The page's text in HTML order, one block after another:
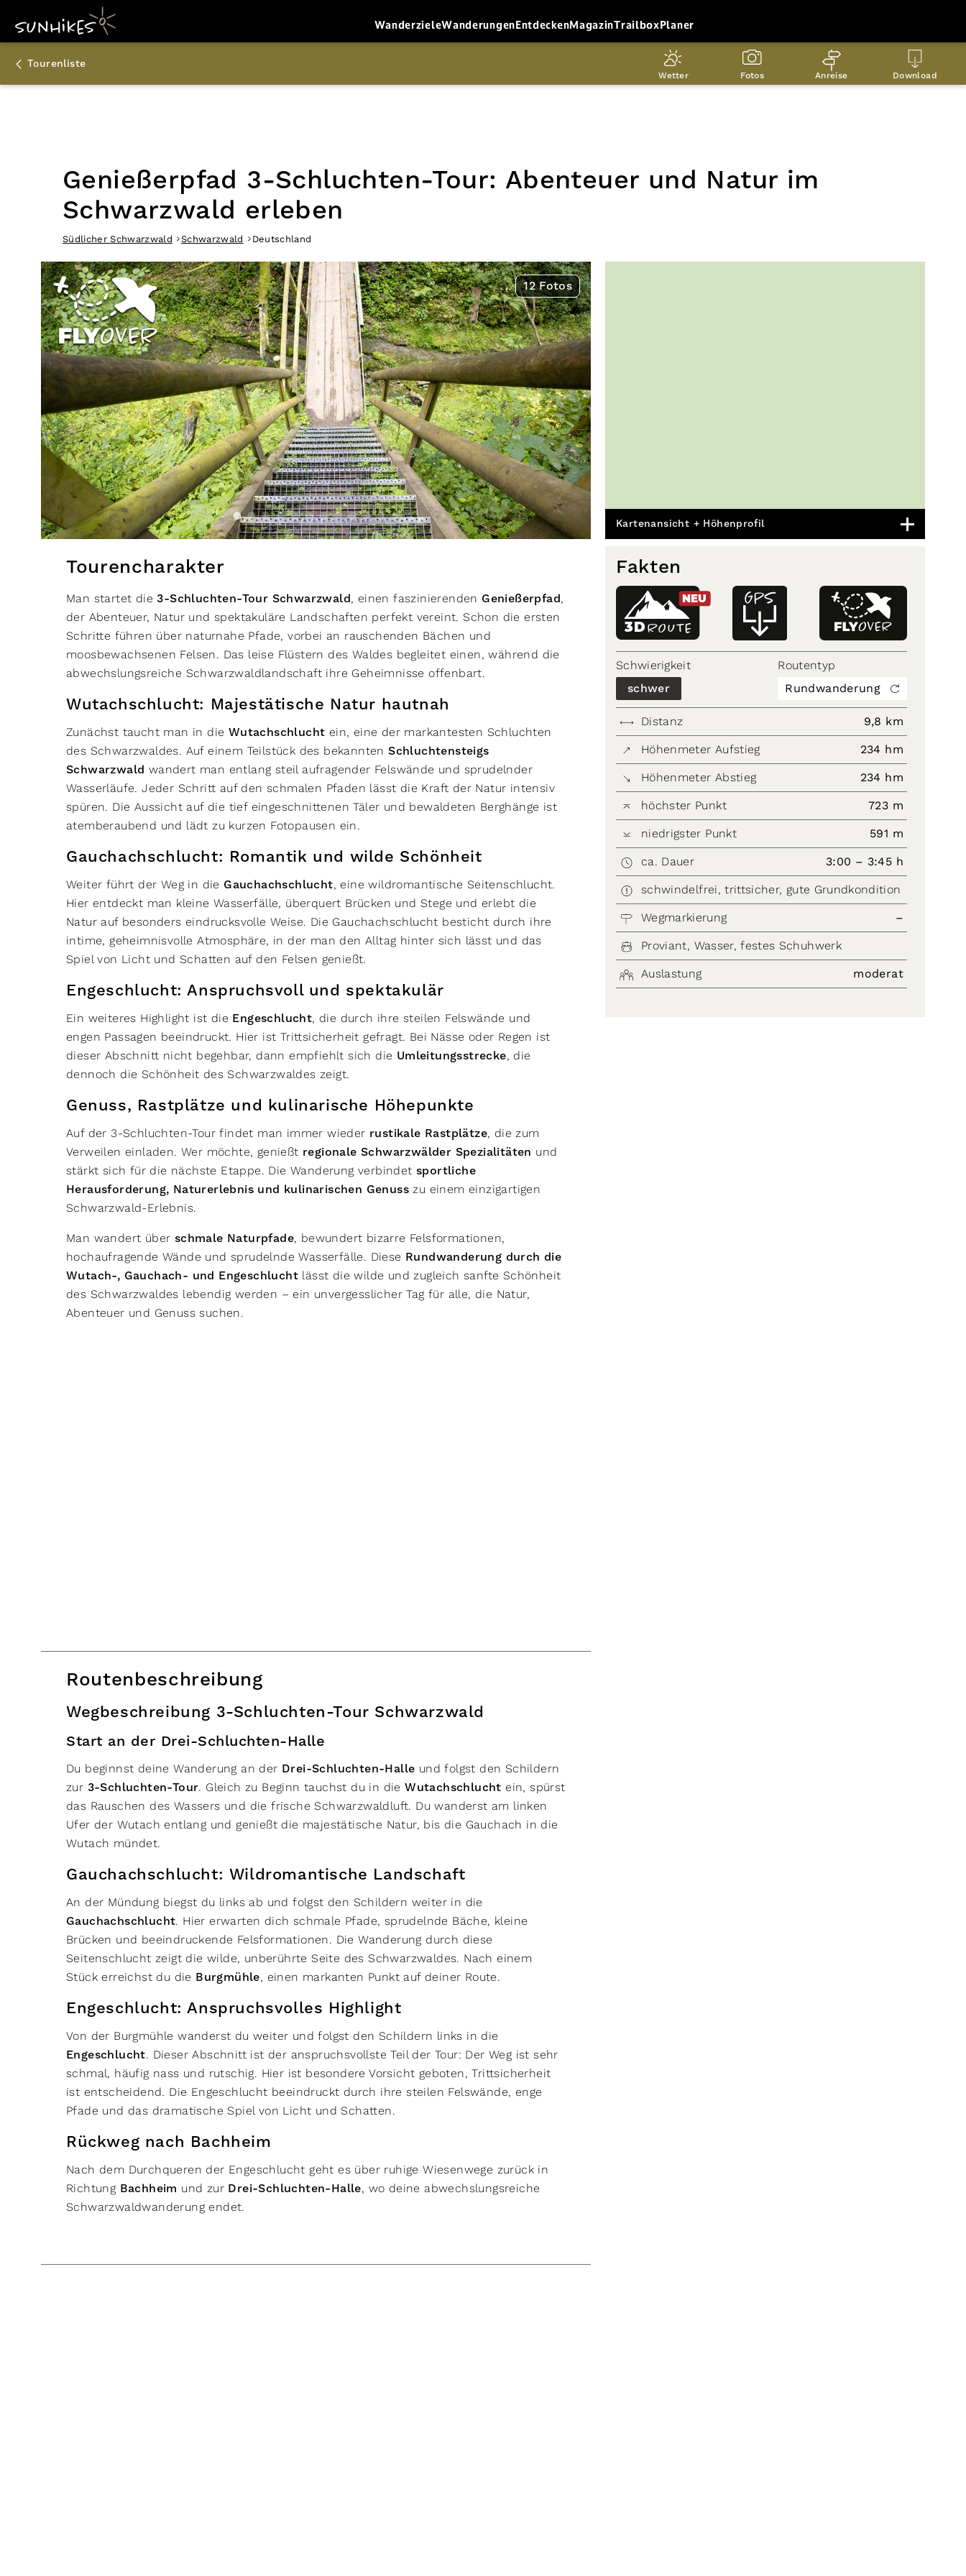
WanderzieleWanderungenEntdeckenMagazinTrailboxPlaner
Tourenliste
Wetter Fotos Anreise Download
Genießerpfad 3-Schluchten-Tour: Abenteuer und Natur im
Schwarzwald erleben
Südlicher Schwarzwald Schwarzwald Deutschland
12 Fotos
Kartenansicht + Höhenprofil
Tourencharakter
Man startet die 3-Schluchten-Tour Schwarzwald, einen faszinierenden Genießerpfad,
der Abenteuer, Natur und spektakuläre Landschaften perfekt vereint. Schon die ersten
Schritte führen über naturnahe Pfade, vorbei an rauschenden Bächen und
moosbewachsenen Felsen. Das leise Flüstern des Waldes begleitet einen, während die
abwechslungsreiche Schwarzwaldlandschaft ihre Geheimnisse offenbart.
Wutachschlucht: Majestätische Natur hautnah
Zunächst taucht man in die Wutachschlucht ein, eine der markantesten Schluchten
des Schwarzwaldes. Auf einem Teilstück des bekannten Schluchtensteigs
Schwarzwald wandert man entlang steil aufragender Felswände und sprudelnder
Wasserläufe. Jeder Schritt auf den schmalen Pfaden lässt die Kraft der Natur intensiv
spüren. Die Aussicht auf die tief eingeschnittenen Täler und bewaldeten Berghänge ist
atemberaubend und lädt zu kurzen Fotopausen ein.
Gauchachschlucht: Romantik und wilde Schönheit
Weiter führt der Weg in die Gauchachschlucht, eine wildromantische Seitenschlucht.
Hier entdeckt man kleine Wasserfälle, überquert Brücken und Stege und erlebt die
Natur auf besonders eindrucksvolle Weise. Die Gauchachschlucht besticht durch ihre
intime, geheimnisvolle Atmosphäre, in der man den Alltag hinter sich lässt und das
Spiel von Licht und Schatten auf den Felsen genießt.
Engeschlucht: Anspruchsvoll und spektakulär
Ein weiteres Highlight ist die Engeschlucht, die durch ihre steilen Felswände und
engen Passagen beeindruckt. Hier ist Trittsicherheit gefragt. Bei Nässe oder Regen ist
dieser Abschnitt nicht begehbar, dann empfiehlt sich die Umleitungsstrecke, die
dennoch die Schönheit des Schwarzwaldes zeigt.
Genuss, Rastplätze und kulinarische Höhepunkte
Auf der 3-Schluchten-Tour findet man immer wieder rustikale Rastplätze, die zum
Verweilen einladen. Wer möchte, genießt regionale Schwarzwälder Spezialitäten und
stärkt sich für die nächste Etappe. Die Wanderung verbindet sportliche
Herausforderung, Naturerlebnis und kulinarischen Genuss zu einem einzigartigen
Schwarzwald-Erlebnis.
Man wandert über schmale Naturpfade, bewundert bizarre Felsformationen,
hochaufragende Wände und sprudelnde Wasserfälle. Diese Rundwanderung durch die
Wutach-, Gauchach- und Engeschlucht lässt die wilde und zugleich sanfte Schönheit
des Schwarzwaldes lebendig werden – ein unvergesslicher Tag für alle, die Natur,
Abenteuer und Genuss suchen.
Routenbeschreibung
Wegbeschreibung 3-Schluchten-Tour Schwarzwald
Start an der Drei-Schluchten-Halle
Du beginnst deine Wanderung an der Drei-Schluchten-Halle und folgst den Schildern
zur 3-Schluchten-Tour. Gleich zu Beginn tauchst du in dieWutachschlucht ein, spürst
das Rauschen des Wassers und die frische Schwarzwaldluft. Du wanderst am linken
Ufer der Wutach entlang und genießt die majestätische Natur, bis die Gauchach in die
Wutach mündet.
Gauchachschlucht: Wildromantische Landschaft
An der Mündung biegst du links ab und folgst den Schildern weiter in die
Gauchachschlucht. Hier erwarten dich schmale Pfade, sprudelnde Bäche, kleine
Brücken und beeindruckende Felsformationen. Die Wanderung durch diese
Seitenschlucht zeigt die wilde, unberührte Seite des Schwarzwaldes. Nach einem
Stück erreichst du die Burgmühle, einen markanten Punkt auf deiner Route.
Engeschlucht: Anspruchsvolles Highlight
Von der Burgmühle wanderst du weiter und folgst den Schildern links in die
Engeschlucht. Dieser Abschnitt ist der anspruchsvollste Teil der Tour: Der Weg ist sehr
schmal, häufig nass und rutschig. Hier ist besondere Vorsicht geboten, Trittsicherheit
ist entscheidend. Die Engeschlucht beeindruckt durch ihre steilen Felswände, enge
Pfade und das dramatische Spiel von Licht und Schatten.
Rückweg nach Bachheim
Nach dem Durchqueren der Engeschlucht geht es über ruhige Wiesenwege zurück in
Richtung Bachheim und zur Drei-Schluchten-Halle, wo deine abwechslungsreiche
Schwarzwaldwanderung endet.
Fakten
ROUTE
3D
NEU
Schwierigkeit
schwer
Routentyp
Rundwanderung
Distanz 9,8 km
Höhenmeter Aufstieg 234 hm
Höhenmeter Abstieg 234 hm
höchster Punkt 723 m
niedrigster Punkt 591 m
ca. Dauer 3:00 – 3:45 h
schwindelfrei, trittsicher, gute Grundkondition
Wegmarkierung –
Proviant, Wasser, festes Schuhwerk
Auslastung moderat